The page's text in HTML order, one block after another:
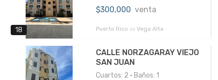
18
$300,000 venta
Puerto Rico >> Vega Alta
CALLE NORZAGARAY VIEJO
SAN JUAN
Cuartos: 2 • Baños: 1